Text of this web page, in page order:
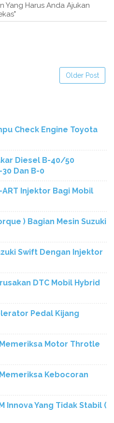
Yang Harus Anda Ajukan
Older Post
Check Engine Toyota
Diesel B-40/50
Dan B-0
Injektor Bagi Mobil
) Bagian Mesin Suzuki
Swift Dengan Injektor
DTC Mobil Hybrid
Pedal Kijang
Motor Throtle
Kebocoran
Innova Yang Tidak Stabil (